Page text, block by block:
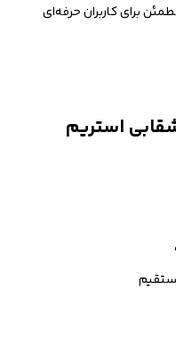
برای کاربران حرفه‌ای
استریم